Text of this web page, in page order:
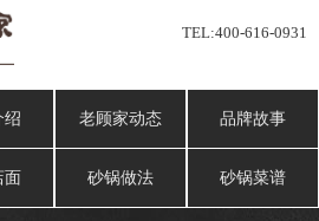
TEL:400-616-0931
绍 老顾家动态 品牌故事
面 砂锅做法 砂锅菜谱